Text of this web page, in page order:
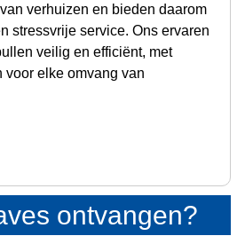
verhuizen en bieden daarom
stressvrije service. Ons ervaren
veilig en efficiënt, met
voor elke omvang van
ontvangen?